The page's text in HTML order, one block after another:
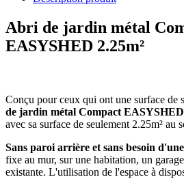
Abri de jardin métal
EASYSHED 2.25m²
Conçu pour ceux qui ont une surface de
de jardin métal Compact EASYSHED
avec sa surface de seulement 2.25m² au
Sans paroi arrière et sans besoin
fixe au mur, sur une habitation, un
existante. L'utilisation de l'espace à